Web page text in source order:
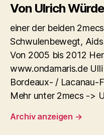
Von Ulrich
einer der beiden
Schwulenbewegt,
Von 2005 bis 2012
www.ondamaris.de
Bordeaux- / Lacanau-
Mehr unter 2mecs ->
Archiv anzeigen →